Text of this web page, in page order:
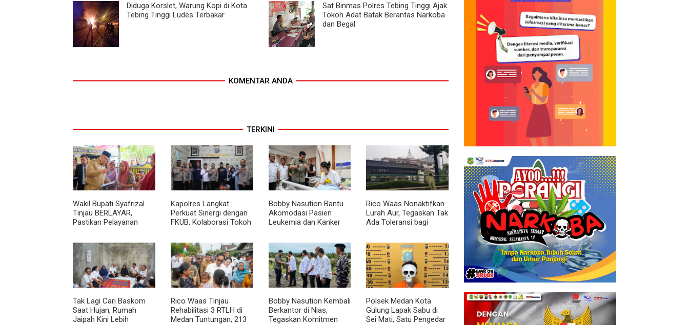
Diduga Korslet, Warung Kopi di Kota
Tebing Tinggi Ludes Terbakar
Sat Binmas Polres Tebing Tinggi Ajak
Tokoh Adat Batak Berantas Narkoba
dan Begal
KOMENTAR ANDA
TERKINI
Wakil Bupati Syafrizal
Tinjau BERLAYAR,
Pastikan Pelayanan
Kapolres Langkat
Perkuat Sinergi dengan
FKUB, Kolaborasi Tokoh
Menjaga Kamtibmas
Bobby Nasution Bantu
Akomodasi Pasien
Leukemia dan Kanker
Thomsen
Rico Waas Nonaktifkan
Lurah Aur, Tegaskan Tak
Ada Toleransi bagi
Wewenang
Tak Lagi Cari Baskom
Saat Hujan, Rumah
Jaipah Kini Lebih
Rico Waas Tinjau
Rehabilitasi 3 RTLH di
Medan Tuntungan, 213
Bobby Nasution Kembali
Berkantor di Nias,
Tegaskan Komitmen
Polsek Medan Kota
Gulung Lapak Sabu di
Sei Mati, Satu Pengedar